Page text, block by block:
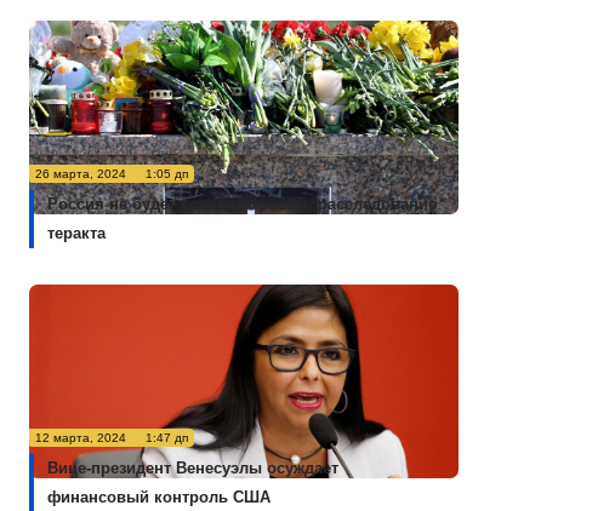
26 марта, 2024 1:05 дп
Россия не будет комментировать расследование
теракта
12 марта, 2024 1:47 дп
Вице-президент Венесуэлы осуждает
финансовый контроль США